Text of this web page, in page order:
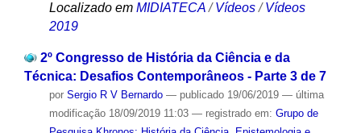
Localizado em MIDIATECA /Vídeos /Vídeos
2019
2º Congresso de História da Ciência e da
Técnica: Desafios Contemporâneos - Parte 3 de 7
por Sergio R V Bernardo — publicado19/06/2019 — última
modificação18/09/2019 11:03 — registrado em: Grupo de